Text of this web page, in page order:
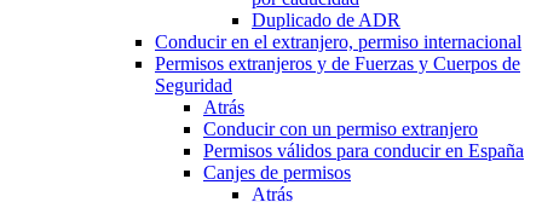
Duplicado de ADR
Conducir en el extranjero, permiso internacional
Permisos extranjeros y de Fuerzas y Cuerpos de
Seguridad
Atrás
Conducir con un permiso extranjero
Permisos válidos para conducir en España
Canjes de permisos
Atrás